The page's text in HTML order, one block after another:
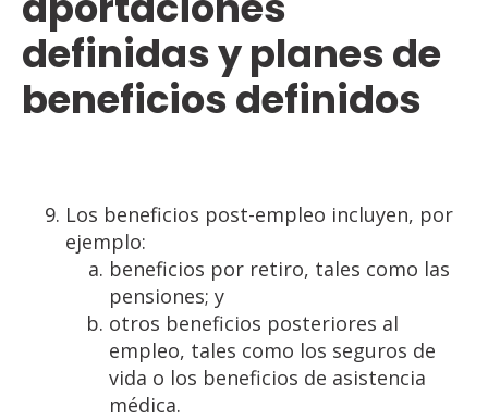
definidas y planes de
beneficios definidos
Los beneficios post-empleo incluyen, por
ejemplo:
beneficios por retiro, tales como las
pensiones; y
otros beneficios posteriores al
empleo, tales como los seguros de
vida o los beneficios de asistencia
médica.